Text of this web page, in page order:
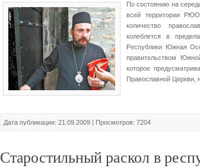
По состоянию на
всей территории
количество
колеблется в
Республики Южная
правительством
которое
Православной Церкви,
Дата публикации: 21.09.2009 | Просмотров: 7204
Старостильный раскол в